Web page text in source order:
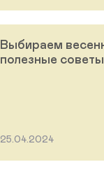
Выбираем
полезные
25.04.2024